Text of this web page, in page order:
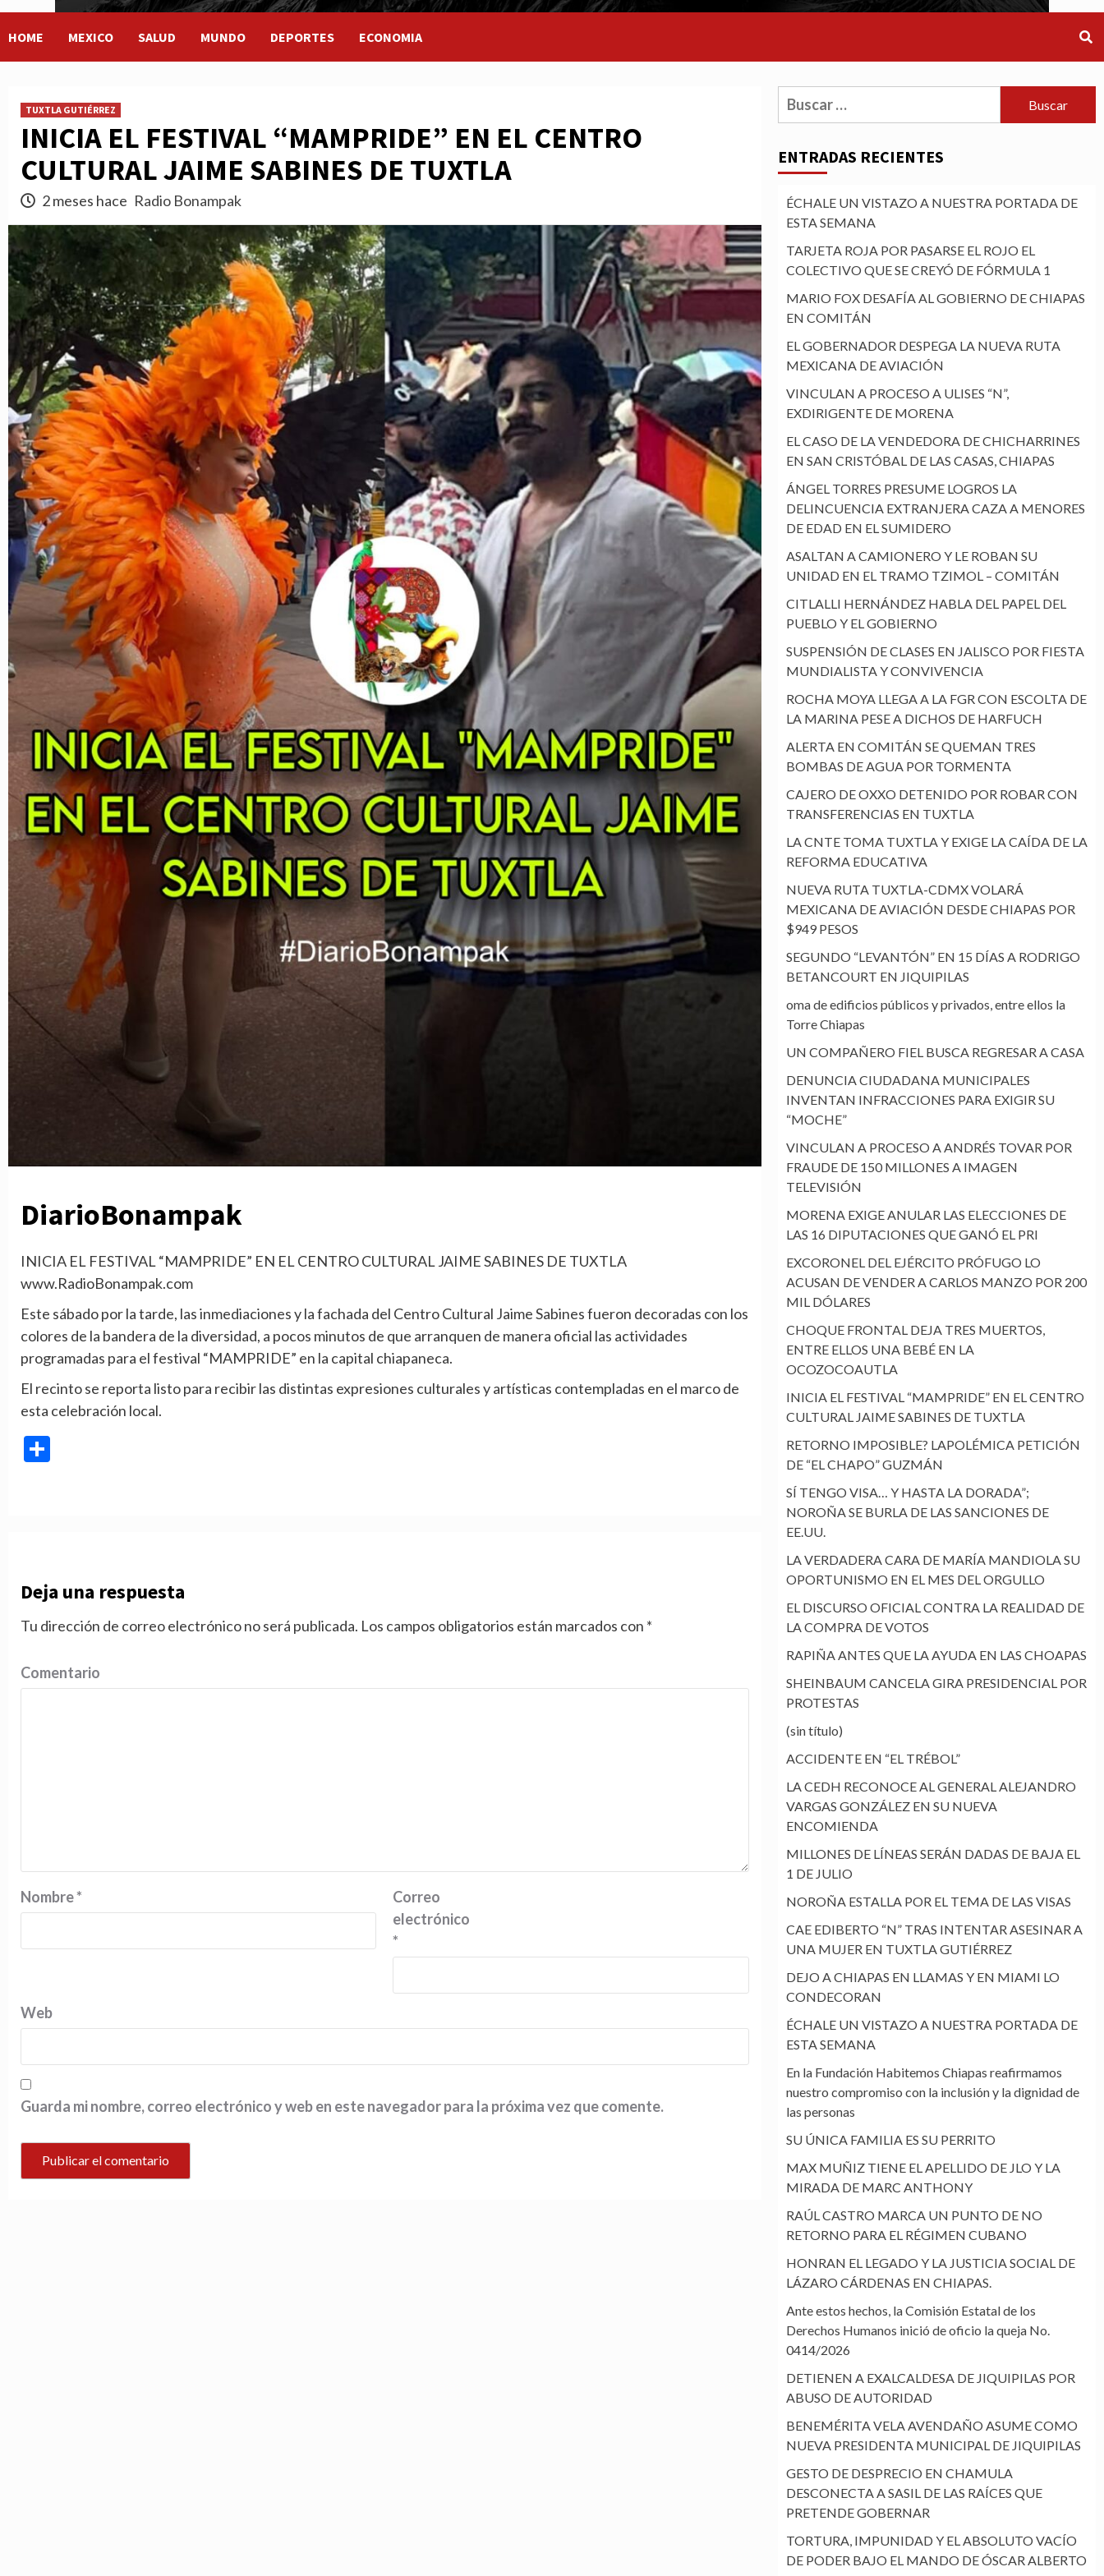
HOME MEXICO SALUD MUNDO DEPORTES ECONOMIA
TUXTLA GUTIÉRREZ
INICIA EL FESTIVAL “MAMPRIDE” EN EL CENTRO
CULTURAL JAIME SABINES DE TUXTLA
2 meses hace Radio Bonampak
DiarioBonampak
INICIA EL FESTIVAL “MAMPRIDE” EN EL CENTRO CULTURAL JAIME SABINES DE TUXTLA
www.RadioBonampak.com
Este sábado por la tarde, las inmediaciones y la fachada del Centro Cultural Jaime Sabines fueron decoradas con los
colores de la bandera de la diversidad, a pocos minutos de que arranquen de manera oficial las actividades
programadas para el festival “MAMPRIDE” en la capital chiapaneca.
El recinto se reporta listo para recibir las distintas expresiones culturales y artísticas contempladas en el marco de
esta celebración local.
Deja una respuesta
Tu dirección de correo electrónico no será publicada. Los campos obligatorios están marcados con *
Comentario
Nombre*
Correo
electrónico
*
Web
Guarda mi nombre, correo electrónico y web en este navegador para la próxima vez que comente.
Buscar:
ENTRADAS RECIENTES
ÉCHALE UN VISTAZO A NUESTRA PORTADA DE
ESTA SEMANA
TARJETA ROJA POR PASARSE EL ROJO EL
COLECTIVO QUE SE CREYÓ DE FÓRMULA 1
MARIO FOX DESAFÍA AL GOBIERNO DE CHIAPAS
EN COMITÁN
EL GOBERNADOR DESPEGA LA NUEVA RUTA
MEXICANA DE AVIACIÓN
VINCULAN A PROCESO A ULISES “N”,
EXDIRIGENTE DE MORENA
EL CASO DE LA VENDEDORA DE CHICHARRINES
EN SAN CRISTÓBAL DE LAS CASAS, CHIAPAS
ÁNGEL TORRES PRESUME LOGROS LA
DELINCUENCIA EXTRANJERA CAZA A MENORES
DE EDAD EN EL SUMIDERO
ASALTAN A CAMIONERO Y LE ROBAN SU
UNIDAD EN EL TRAMO TZIMOL – COMITÁN
CITLALLI HERNÁNDEZ HABLA DEL PAPEL DEL
PUEBLO Y EL GOBIERNO
SUSPENSIÓN DE CLASES EN JALISCO POR FIESTA
MUNDIALISTA Y CONVIVENCIA
ROCHA MOYA LLEGA A LA FGR CON ESCOLTA DE
LA MARINA PESE A DICHOS DE HARFUCH
ALERTA EN COMITÁN SE QUEMAN TRES
BOMBAS DE AGUA POR TORMENTA
CAJERO DE OXXO DETENIDO POR ROBAR CON
TRANSFERENCIAS EN TUXTLA
LA CNTE TOMA TUXTLA Y EXIGE LA CAÍDA DE LA
REFORMA EDUCATIVA
NUEVA RUTA TUXTLA-CDMX VOLARÁ
MEXICANA DE AVIACIÓN DESDE CHIAPAS POR
$949 PESOS
SEGUNDO “LEVANTÓN” EN 15 DÍAS A RODRIGO
BETANCOURT EN JIQUIPILAS
oma de edificios públicos y privados, entre ellos la
Torre Chiapas
UN COMPAÑERO FIEL BUSCA REGRESAR A CASA
DENUNCIA CIUDADANA MUNICIPALES
INVENTAN INFRACCIONES PARA EXIGIR SU
“MOCHE”
VINCULAN A PROCESO A ANDRÉS TOVAR POR
FRAUDE DE 150 MILLONES A IMAGEN
TELEVISIÓN
MORENA EXIGE ANULAR LAS ELECCIONES DE
LAS 16 DIPUTACIONES QUE GANÓ EL PRI
EXCORONEL DEL EJÉRCITO PRÓFUGO LO
ACUSAN DE VENDER A CARLOS MANZO POR 200
MIL DÓLARES
CHOQUE FRONTAL DEJA TRES MUERTOS,
ENTRE ELLOS UNA BEBÉ EN LA
OCOZOCOAUTLA
INICIA EL FESTIVAL “MAMPRIDE” EN EL CENTRO
CULTURAL JAIME SABINES DE TUXTLA
RETORNO IMPOSIBLE? LAPOLÉMICA PETICIÓN
DE “EL CHAPO” GUZMÁN
SÍ TENGO VISA… Y HASTA LA DORADA”;
NOROÑA SE BURLA DE LAS SANCIONES DE
EE.UU.
LA VERDADERA CARA DE MARÍA MANDIOLA SU
OPORTUNISMO EN EL MES DEL ORGULLO
EL DISCURSO OFICIAL CONTRA LA REALIDAD DE
LA COMPRA DE VOTOS
RAPIÑA ANTES QUE LA AYUDA EN LAS CHOAPAS
SHEINBAUM CANCELA GIRA PRESIDENCIAL POR
PROTESTAS
(sin título)
ACCIDENTE EN “EL TRÉBOL”
LA CEDH RECONOCE AL GENERAL ALEJANDRO
VARGAS GONZÁLEZ EN SU NUEVA
ENCOMIENDA
MILLONES DE LÍNEAS SERÁN DADAS DE BAJA EL
1 DE JULIO
NOROÑA ESTALLA POR EL TEMA DE LAS VISAS
CAE EDIBERTO “N” TRAS INTENTAR ASESINAR A
UNA MUJER EN TUXTLA GUTIÉRREZ
DEJO A CHIAPAS EN LLAMAS Y EN MIAMI LO
CONDECORAN
ÉCHALE UN VISTAZO A NUESTRA PORTADA DE
ESTA SEMANA
En la Fundación Habitemos Chiapas reafirmamos
nuestro compromiso con la inclusión y la dignidad de
las personas
SU ÚNICA FAMILIA ES SU PERRITO
MAX MUÑIZ TIENE EL APELLIDO DE JLO Y LA
MIRADA DE MARC ANTHONY
RAÚL CASTRO MARCA UN PUNTO DE NO
RETORNO PARA EL RÉGIMEN CUBANO
HONRAN EL LEGADO Y LA JUSTICIA SOCIAL DE
LÁZARO CÁRDENAS EN CHIAPAS.
Ante estos hechos, la Comisión Estatal de los
Derechos Humanos inició de oficio la queja No.
0414/2026
DETIENEN A EXALCALDESA DE JIQUIPILAS POR
ABUSO DE AUTORIDAD
BENEMÉRITA VELA AVENDAÑO ASUME COMO
NUEVA PRESIDENTA MUNICIPAL DE JIQUIPILAS
GESTO DE DESPRECIO EN CHAMULA
DESCONECTA A SASIL DE LAS RAÍCES QUE
PRETENDE GOBERNAR
TORTURA, IMPUNIDAD Y EL ABSOLUTO VACÍO
DE PODER BAJO EL MANDO DE ÓSCAR ALBERTO